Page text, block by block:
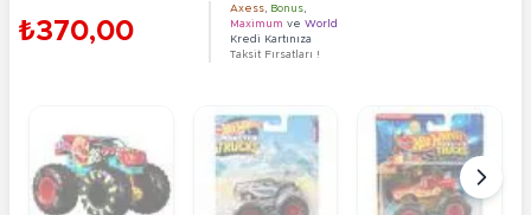
₺370,00
Axess Bonus
Maximum ve World
Kredi Kartınıza
Taksit Fırsatları !